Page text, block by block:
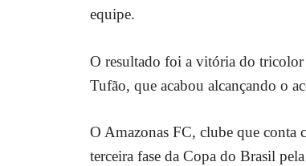
equipe.
O resultado foi a vitória do tricolor
Tufão, que acabou alcançando o
O Amazonas FC, clube que conta
terceira fase da Copa do Brasil